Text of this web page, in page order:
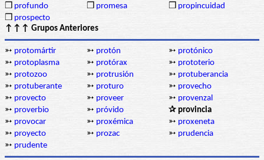
❒ profundo ❒ promesa ❒ propincuidad
❒ prospecto
↑↑↑ Grupos Anteriores
➳ protomártir ➳ protón ➳ protónico
➳ protoplasma ➳ protórax ➳ prototerio
➳ protozoo ➳ protrusión ➳ protuberancia
➳ protuberante ➳ proturo ➳ provecho
➳ provecto ➳ proveer ➳ provenzal
➳ proverbio ➳ próvido
✰ provincia
➳ provocar ➳ proxémica ➳ proxeneta
➳ proyecto ➳ prozac ➳ prudencia
➳ prudente